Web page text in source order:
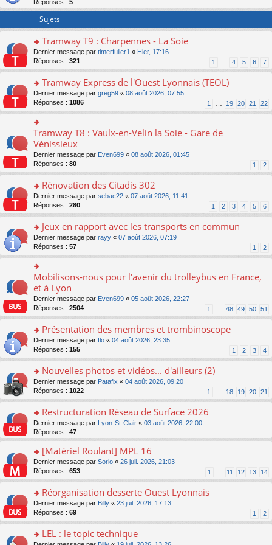
er
s
s
a
g
e
o
n
lu
le
u
s
ré
c
nt
Réponses : 5
Sujets
o
n
s
ult
er
le
m
e
s
a
g
e
n
lu
le
pl
u
s
ré
nt
Tramway T9 : Charpennes - La Soie
Dernier message par timerfuller1 « Hier, 17:16
Réponses : 321 1 4 5 6 7
o
n
s
ult
er
le
m
e
s
s
a
g
e
n
lu
le
pl
u
s
ré
c
e
nt
Tramway Express de l'Ouest Lyonnais (TEOL)
Dernier message par greg59 « 08 août 2026, 07:55
Réponses : 1086 1 19 20 21 22
o
n
ult
er
le
m
e
s
s
a
g
e
n
o
n
lu
le
pl
u
c
e
nt
Tramway T8 : Vaulx-en-Velin la Soie - Gare de
Vénissieux
Dernier message par Even699 « 08 août 2026, 01:45
Réponses : 80 1 2
o
n
s
ult
er
le
m
e
s
s
a
g
e
n
lu
le
pl
u
s
ré
nt
Rénovation des Citadis 302
Dernier message par sebac22 « 07 août 2026, 11:41
Réponses : 280 1 2 3 4 5 6
o
n
s
ult
er
le
m
e
s
s
a
g
e
n
lu
le
pl
u
s
ré
c
nt
Jeux en rapport avec les transports en commun
Dernier message par rayy « 07 août 2026, 07:19
Réponses : 57 1 2
o
n
ult
er
le
m
e
s
s
a
g
e
n
o
n
lu
le
pl
u
s
ré
nt
Mobilisons-nous pour l'avenir du trolleybus en France,
et à Lyon
Dernier message par Even699 « 05 août 2026, 22:27
Réponses : 2504 1 48 49 50 51
o
n
s
ult
er
le
m
e
s
s
a
g
e
n
o
le
pl
u
s
ré
c
Présentation des membres et trombinoscope
Dernier message par flo « 04 août 2026, 23:35
Réponses : 155 1 2 3 4
o
n
s
ult
er
le
m
s
s
a
g
e
n
o
le
Nouvelles photos et vidéos... d'ailleurs (2)
Dernier message par Patafix « 04 août 2026, 09:20
Réponses : 1022 1 18 19 20 21
o
n
s
ult
er
le
s
s
a
g
e
n
Restructuration Réseau de Surface 2026
Dernier message par Lyon-St-Clair « 03 août 2026, 22:00
Réponses : 47
o
n
s
ult
er
le
m
e
s
[Matériel Roulant] MPL 16
Dernier message par Sorio « 26 juil. 2026, 21:03
Réponses : 653 1 11 12 13 14
o
n
s
ult
er
Réorganisation desserte Ouest Lyonnais
Dernier message par Billy « 23 juil. 2026, 17:13
Réponses : 69 1 2
LEL : le topic technique